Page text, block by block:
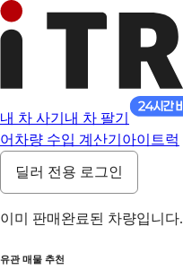
내 차 사기 내 차 팔기
어 차량 수입 계산기 아이트럭
딜러 전용 로그인
이미 판매완료된 차량입니다.
유관 매물 추천